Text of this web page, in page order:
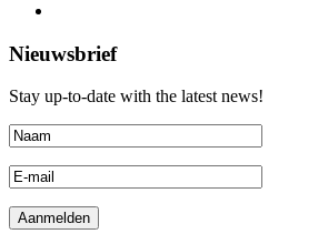
Nieuwsbrief
Stay up-to-date with the latest news!